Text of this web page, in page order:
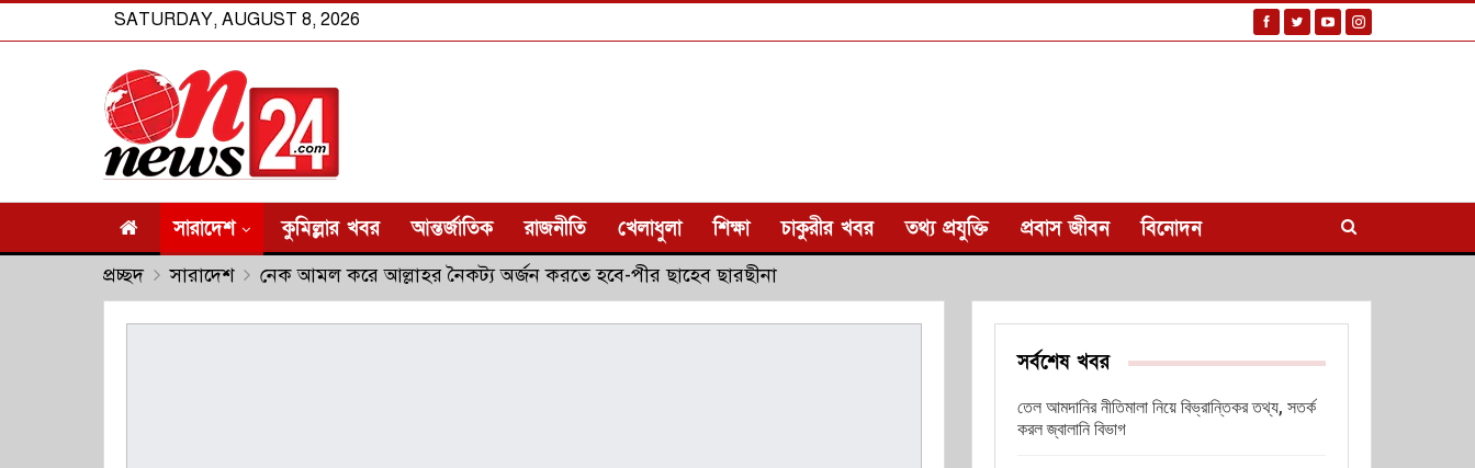
SATURDAY, AUGUST 8, 2026
সারাদেশ কুমিল্লার খবর আন্তর্জাতিক রাজনীতি খেলাধুলা শিক্ষা চাকুরীর খবর তথ্য প্রযুক্তি প্রবাস জীবন বিনোদন
প্রচ্ছদ সারাদেশ নেক আমল করে আল্লাহর নৈকট্য অর্জন করতে হবে-পীর ছাহেব ছারছীনা
সর্বশেষ খবর
তেল আমদানির নীতিমালা নিয়ে বিভ্রান্তিকর তথ্য, সতর্ক
করল জ্বালানি বিভাগ